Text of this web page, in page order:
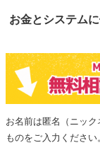
お金とシステム
お名前は匿名（ニッ
ものをご入力ください